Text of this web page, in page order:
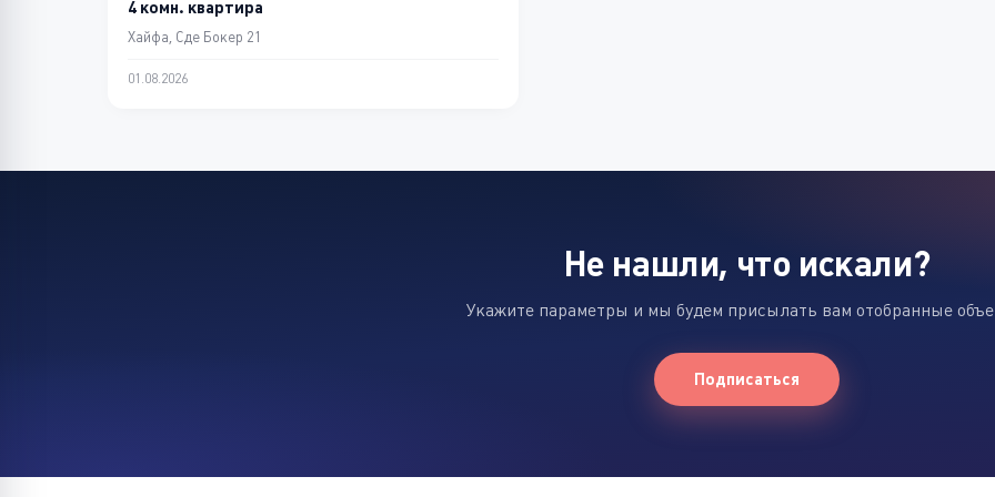
4 комн. квартира
Хайфа, Сде Бокер 21
01.08.2026
Не нашли, что искали?
Укажите параметры и мы будем присылать вам отобранные
Подписаться